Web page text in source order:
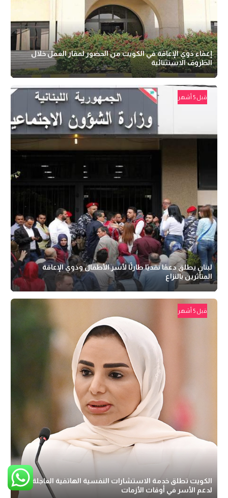
إعفاء ذوي الإعاقة في الكويت من الحضور لمقار العمل خلال
الظروف الاستثنائية
قبل 5 أشهر
لبنان يطلق دعمًا نقديًا طارئًا لأسر الأطفال وذوي الإعاقة
المتأثرين بالنزاع
قبل 5 أشهر
الكويت تطلق خدمة الاستشارات النفسية الهاتفية العاجلة
لدعم الأسر في أوقات الأزمات